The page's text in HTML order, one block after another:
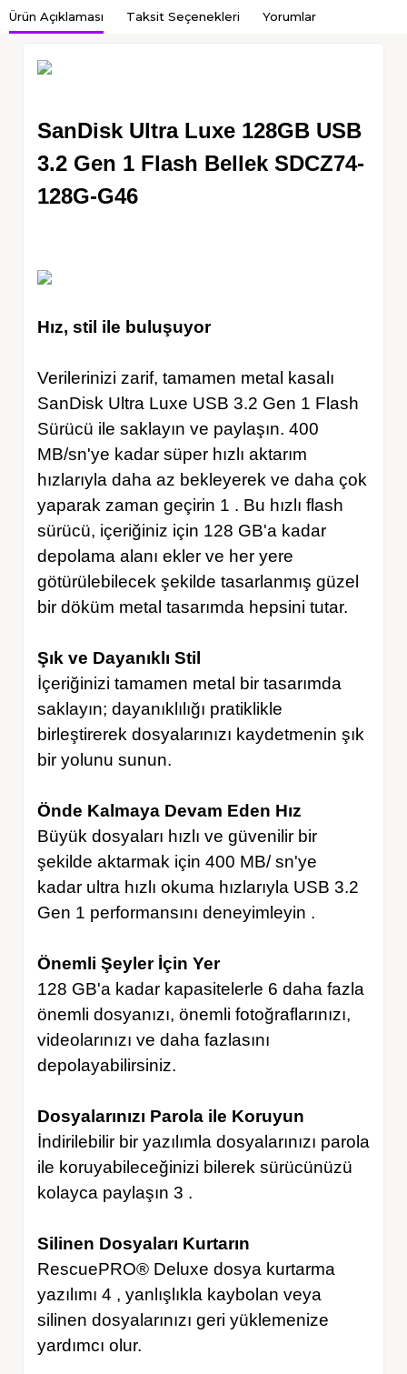
Ürün Açıklaması Taksit Seçenekleri Yorumlar
SanDisk Ultra Luxe 128GB USB
3.2 Gen 1 Flash Bellek SDCZ74-
128G-G46
Hız, stil ile buluşuyor
Verilerinizi zarif, tamamen metal kasalı
SanDisk Ultra Luxe USB 3.2 Gen 1 Flash
Sürücü ile saklayın ve paylaşın. 400
MB/sn'ye kadar süper hızlı aktarım
hızlarıyla daha az bekleyerek ve daha çok
yaparak zaman geçirin 1 . Bu hızlı flash
sürücü, içeriğiniz için 128 GB'a kadar
depolama alanı ekler ve her yere
götürülebilecek şekilde tasarlanmış güzel
bir döküm metal tasarımda hepsini tutar.
Şık ve Dayanıklı Stil
İçeriğinizi tamamen metal bir tasarımda
saklayın; dayanıklılığı pratiklikle
birleştirerek dosyalarınızı kaydetmenin şık
bir yolunu sunun.
Önde Kalmaya Devam Eden Hız
Büyük dosyaları hızlı ve güvenilir bir
şekilde aktarmak için 400 MB/ sn'ye
kadar ultra hızlı okuma hızlarıyla USB 3.2
Gen 1 performansını deneyimleyin .
Önemli Şeyler İçin Yer
128 GB'a kadar kapasitelerle 6 daha fazla
önemli dosyanızı, önemli fotoğraflarınızı,
videolarınızı ve daha fazlasını
depolayabilirsiniz.
Dosyalarınızı Parola ile Koruyun
İndirilebilir bir yazılımla dosyalarınızı parola
ile koruyabileceğinizi bilerek sürücünüzü
kolayca paylaşın 3 .
Silinen Dosyaları Kurtarın
RescuePRO® Deluxe dosya kurtarma
yazılımı 4 , yanlışlıkla kaybolan veya
silinen dosyalarınızı geri yüklemenize
yardımcı olur.